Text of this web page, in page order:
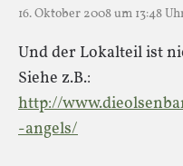
16. Oktober 2008 um 13:48
Und der Lokalteil ist
Siehe z.B.:
http://
-angels/